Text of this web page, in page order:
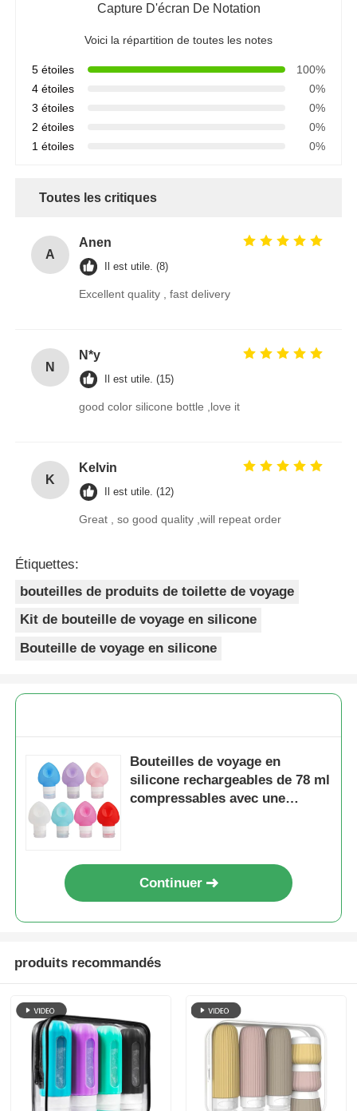
Capture D'écran De Notation
Voici la répartition de toutes les notes
5 étoiles
100%
4 étoiles
0%
3 étoiles
0%
2 étoiles
0%
1 étoiles
0%
Toutes les critiques
A
Anen
Il est utile. (8)
Excellent quality , fast delivery
N
N*y
Il est utile. (15)
good color silicone bottle ,love it
K
Kelvin
Il est utile. (12)
Great , so good quality ,will repeat order
Étiquettes:
bouteilles de produits de toilette de voyage
Kit de bouteille de voyage en silicone
Bouteille de voyage en silicone
Bouteilles de voyage en
silicone rechargeables de 78 ml
compressables avec une
Continuer
produits recommandés